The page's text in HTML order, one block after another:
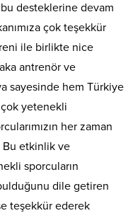
desteklerine devam
çok teşekkür
ile birlikte nice
antrenör ve
sayesinde hem Türkiye
yetenekli
her zaman
Bu etkinlik ve
sporcuların
dile getiren
teşekkür ederek